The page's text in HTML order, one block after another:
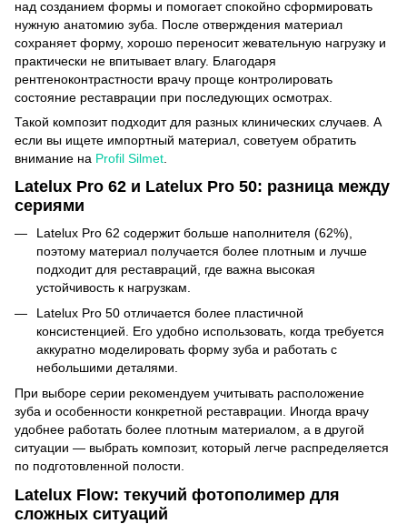
над созданием формы и помогает спокойно сформировать
нужную анатомию зуба. После отверждения материал
сохраняет форму, хорошо переносит жевательную нагрузку и
практически не впитывает влагу. Благодаря
рентгеноконтрастности врачу проще контролировать
состояние реставрации при последующих осмотрах.
Такой композит подходит для разных клинических случаев. А
если вы ищете импортный материал, советуем обратить
внимание на Profil Silmet
Latelux Pro 62 и Latelux Pro 50: разница между
сериями
Latelux Pro 62 содержит больше наполнителя (62%),
поэтому материал получается более плотным и лучше
подходит для реставраций, где важна высокая
устойчивость к нагрузкам.
Latelux Pro 50 отличается более пластичной
консистенцией. Его удобно использовать, когда требуется
аккуратно моделировать форму зуба и работать с
небольшими деталями.
При выборе серии рекомендуем учитывать расположение
зуба и особенности конкретной реставрации. Иногда врачу
удобнее работать более плотным материалом, а в другой
ситуации — выбрать композит, который легче распределяется
по подготовленной полости.
Latelux Flow: текучий фотополимер для
сложных ситуаций